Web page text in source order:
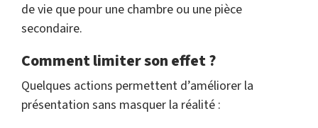
de vie que pour une chambre ou une pièce
secondaire.
Comment limiter son effet ?
Quelques actions permettent d’améliorer la
présentation sans masquer la réalité :